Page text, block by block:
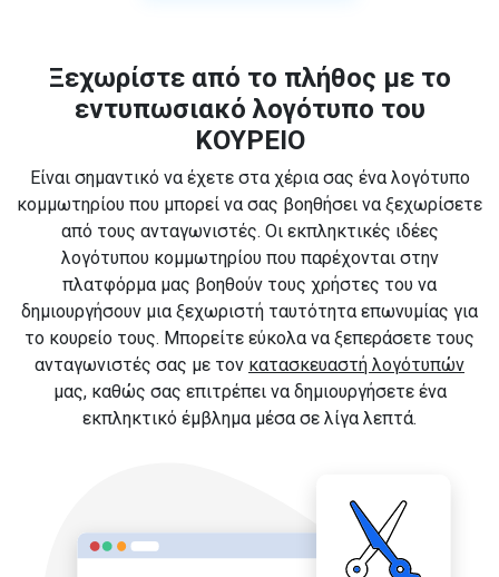
Ξεχωρίστε από το πλήθος με το
εντυπωσιακό λογότυπο του
ΚΟΥΡΕΙΟ
Είναι σημαντικό να έχετε στα χέρια σας ένα λογότυπο
κομμωτηρίου που μπορεί να σας βοηθήσει να ξεχωρίσετε
από τους ανταγωνιστές. Οι εκπληκτικές ιδέες
λογότυπου κομμωτηρίου που παρέχονται στην
πλατφόρμα μας βοηθούν τους χρήστες του να
δημιουργήσουν μια ξεχωριστή ταυτότητα επωνυμίας για
το κουρείο τους. Μπορείτε εύκολα να ξεπεράσετε τους
ανταγωνιστές σας με τον κατασκευαστή λογότυπών
μας, καθώς σας επιτρέπει να δημιουργήσετε ένα
εκπληκτικό έμβλημα μέσα σε λίγα λεπτά.